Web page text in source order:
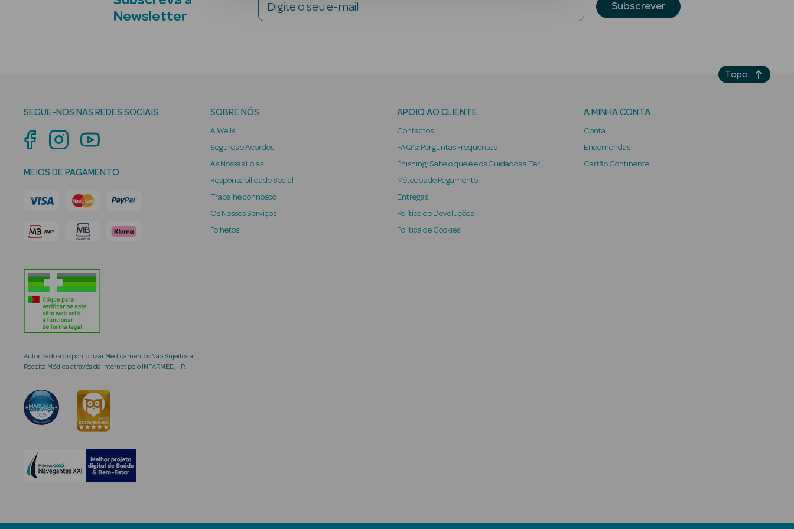
Newsletter
Digite o seu e-mail Subscrever
SEGUE-NOS NAS REDES SOCIAIS
MEIOS DE PAGAMENTO
Autorizado a disponibilizar Medicamentos Não Sujeitos a
Receita Médica através da Internet pelo INFARMED, I.P.
SOBRE NÓS
A Wells
Seguros e Acordos
As Nossas Lojas
Responsabilidade Social
Trabalhe connosco
Os Nossos Serviços
Folhetos
APOIO AO CLIENTE
Contactos
FAQ's: Perguntas Frequentes
Phishing: Sabe o que é e os Cuidados a Ter
Métodos de Pagamento
Entregas
Política de Devoluções
Política de Cookies
A MINHA CONTA
Conta
Encomendas
Cartão Continente
Topo